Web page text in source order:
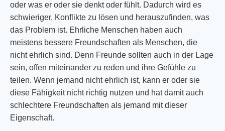
oder was er oder sie denkt oder fühlt. Dadurch wird es
schwieriger, Konflikte zu lösen und herauszufinden, was
das Problem ist. Ehrliche Menschen haben auch
meistens bessere Freundschaften als Menschen, die
nicht ehrlich sind. Denn Freunde sollten auch in der Lage
sein, offen miteinander zu reden und ihre Gefühle zu
teilen. Wenn jemand nicht ehrlich ist, kann er oder sie
diese Fähigkeit nicht richtig nutzen und hat damit auch
schlechtere Freundschaften als jemand mit dieser
Eigenschaft.